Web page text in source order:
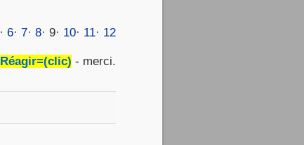
·6·7·8· 9· 10· 11· 12
Réagir=(clic) - merci.